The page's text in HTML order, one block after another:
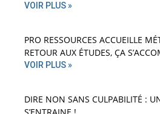
VOIR PLUS »
PRO RESSOURCES ACCUEILLE
RETOUR AUX ÉTUDES, ÇA
VOIR PLUS »
DIRE NON SANS CULPABILITÉ :